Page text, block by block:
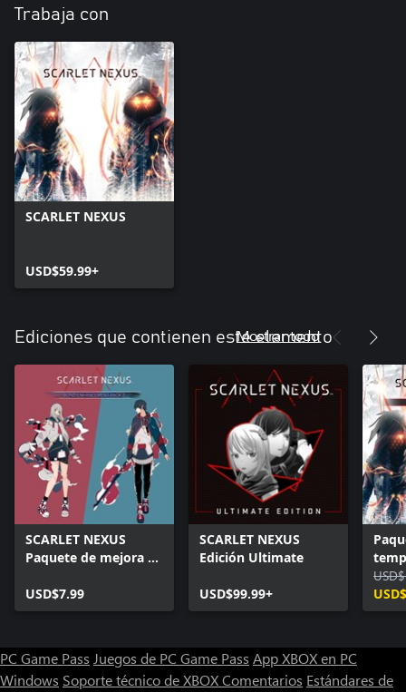
Trabaja con
SCARLET NEXUS
USD$59.99+
Ediciones que contienen este elemento
Mostrar todo
SCARLET NEXUS
Paquete de mejora de
USD$7.99
SCARLET NEXUS
Edición Ultimate
USD$99.99+
PC Game Pass Juegos de PC Game Pass App XBOX en PC
Windows Soporte técnico de XBOXComentarios Estándares de